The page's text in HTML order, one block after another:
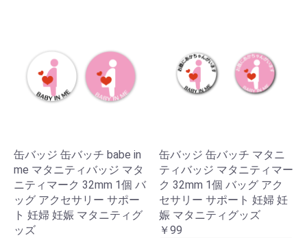
缶バッジ 缶バッチ babe in
me マタニティバッジ マタ
ニティマーク 32mm 1個 バ
ッグ アクセサリー サポー
ト 妊婦 妊娠 マタニティグ
ッズ
缶バッジ 缶バッチ マタニ
ティバッジ マタニティマー
ク 32mm 1個 バッグ アク
セサリー サポート 妊婦 妊
娠 マタニティグッズ
￥99